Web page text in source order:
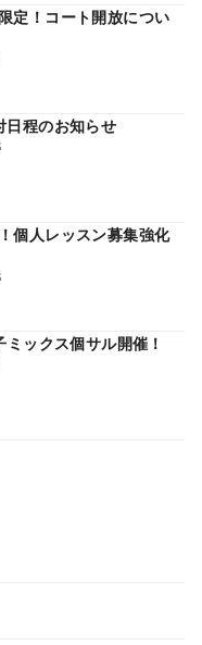
定！コート開放につい
日程のお知らせ
個人レッスン募集強化
ックス個サル開催！